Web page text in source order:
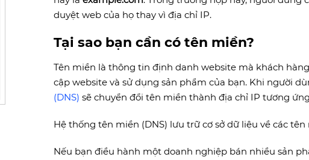
duyệt web của họ thay vì địa chỉ IP.
Tại sao bạn cần có tên miền?
Tên miền là thông tin định danh website mà khách
cập website và sử dụng sản phẩm của bạn. Khi người
(DNS) sẽ chuyển đổi tên miền thành địa chỉ IP tương
Hệ thống tên miền (DNS) lưu trữ cơ sở dữ liệu về các
Nếu bạn điều hành một doanh nghiệp bán nhiều sản